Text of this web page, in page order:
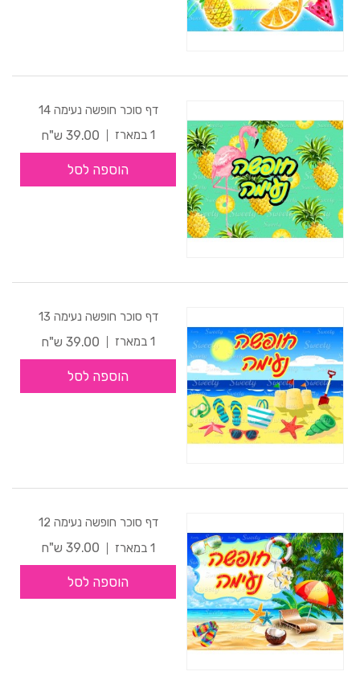
דף סוכר חופשה נעימה 14
1 במארז
39.00 ש"ח
הוספה לסל
דף סוכר חופשה נעימה 13
1 במארז
39.00 ש"ח
הוספה לסל
דף סוכר חופשה נעימה 12
1 במארז
39.00 ש"ח
הוספה לסל